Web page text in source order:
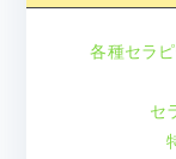
各種セラ
セ